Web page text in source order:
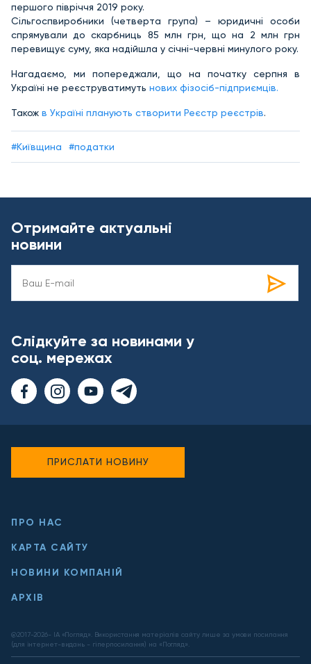
першого півріччя 2019 року.
Сільгоспвиробники (четверта група) – юридичні особи
спрямували до скарбниць 85 млн грн, що на 2 млн грн
перевищує суму, яка надійшла у січні-червні минулого року.
Нагадаємо, ми попереджали, що на початку серпня в
Україні не реєструватимуть нових фізосіб-підприємців.
Також в Україні планують створити Реєстр реєстрів.
#Київщина #податки
Отримайте актуальні
новини
Слідкуйте за новинами у
соц. мережах
ПРО НАС
КАРТА САЙТУ
НОВИНИ КОМПАНІЙ
АРХІВ
@2017-2026- ІА «Погляд». Використання матеріалів сайту лише за умови посилання
(для інтернет-видань - гіперпосилання) на «Погляд».
ПРИСЛАТИ НОВИНУ